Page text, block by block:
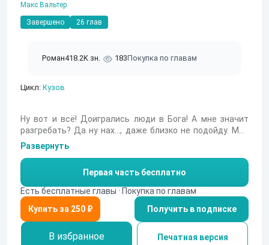
Макс Вальтер
Завершено 26 глав
Роман418.2K зн. 183Покупка по главам
Цикл: Кузов
Ну вот и всё! Доигрались люди в Бога! А мне значит
разгребать? Да ну нах…, даже близко не подойду. Мне
бы жену спасти, а после из дерьма этого выбраться.
Куда я попал? Постап, зомби, патроны на вес золота.
Мало того, что мертвяки бегают как бешеные, так ещё и
боссами обзавелись. Но и это ещё не всё. Сама
обстановка выглядит очень странной. Как будто
спланирована злым гением. Но кто он и почему всё это
делает?
Развернуть
Первая часть бесплатно
Есть бесплатные главы · Покупка по главам
Получить в подписке
В избранное Печатная версия